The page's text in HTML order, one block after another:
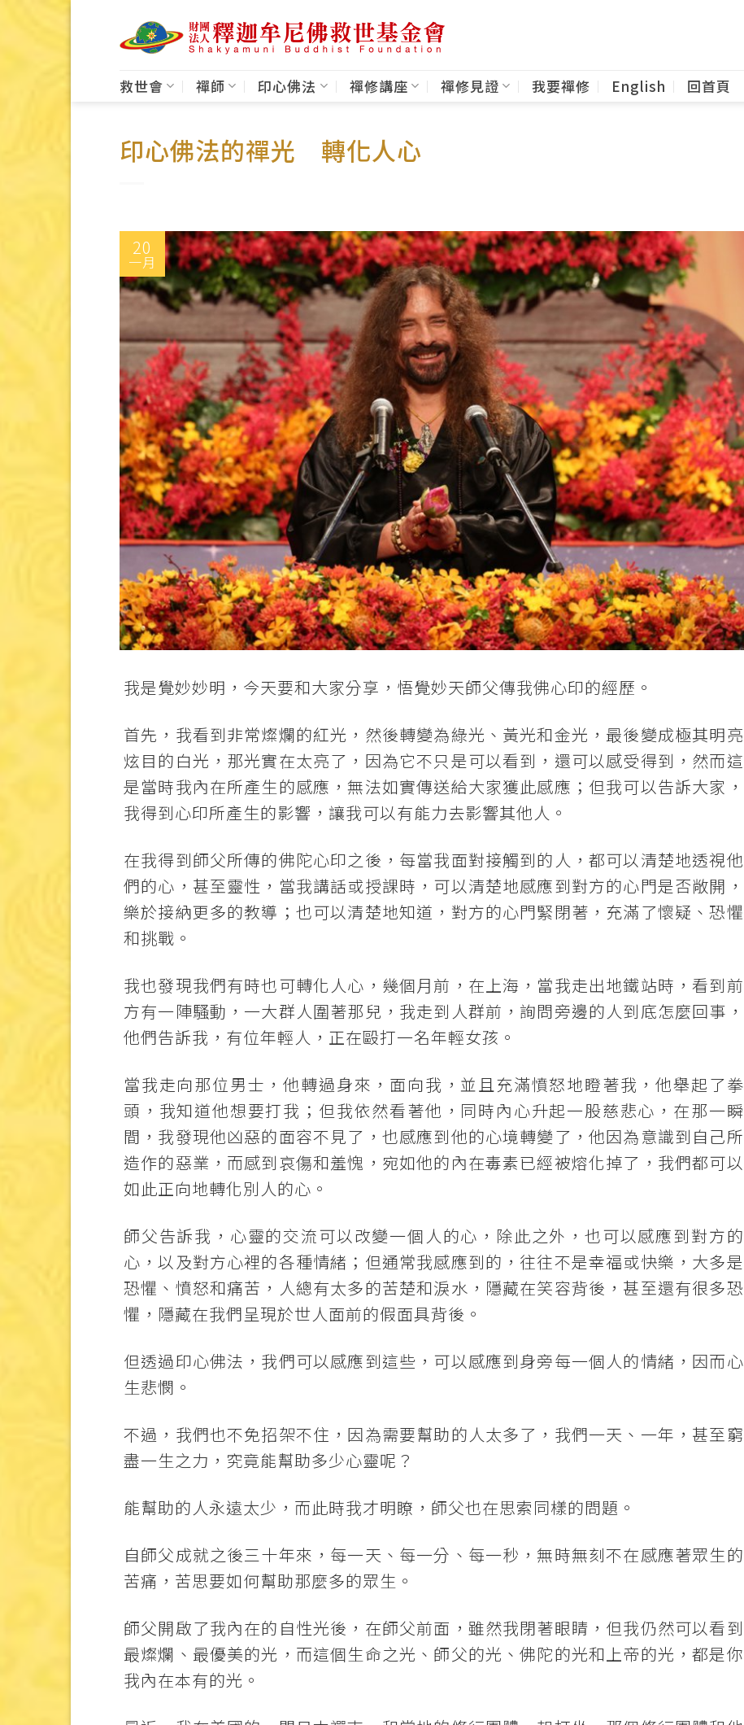
救世會 禪師 印心佛法 禪修講座 禪修見證 我要禪修 English 回首頁
印心佛法的禪光 轉化人心
20
一月
我是覺妙妙明，今天要和大家分享，悟覺妙天師父傳我佛心印的經歷。
首先，我看到非常燦爛的紅光，然後轉變為綠光、黃光和金光，最後變成極其明亮
炫目的白光，那光實在太亮了，因為它不只是可以看到，還可以感受得到，然而這
是當時我內在所產生的感應，無法如實傳送給大家獲此感應；但我可以告訴大家，
我得到心印所產生的影響，讓我可以有能力去影響其他人。
在我得到師父所傳的佛陀心印之後，每當我面對接觸到的人，都可以清楚地透視他
們的心，甚至靈性，當我講話或授課時，可以清楚地感應到對方的心門是否敞開，
樂於接納更多的教導；也可以清楚地知道，對方的心門緊閉著，充滿了懷疑、恐懼
和挑戰。
我也發現我們有時也可轉化人心，幾個月前，在上海，當我走出地鐵站時，看到前
方有一陣騷動，一大群人圍著那兒，我走到人群前，詢問旁邊的人到底怎麼回事，
他們告訴我，有位年輕人，正在毆打一名年輕女孩。
當我走向那位男士，他轉過身來，面向我，並且充滿憤怒地瞪著我，他舉起了拳
頭，我知道他想要打我；但我依然看著他，同時內心升起一股慈悲心，在那一瞬
間，我發現他凶惡的面容不見了，也感應到他的心境轉變了，他因為意識到自己所
造作的惡業，而感到哀傷和羞愧，宛如他的內在毒素已經被熔化掉了，我們都可以
如此正向地轉化別人的心。
師父告訴我，心靈的交流可以改變一個人的心，除此之外，也可以感應到對方的
心，以及對方心裡的各種情緒；但通常我感應到的，往往不是幸福或快樂，大多是
恐懼、憤怒和痛苦，人總有太多的苦楚和淚水，隱藏在笑容背後，甚至還有很多恐
懼，隱藏在我們呈現於世人面前的假面具背後。
但透過印心佛法，我們可以感應到這些，可以感應到身旁每一個人的情緒，因而心
生悲憫。
不過，我們也不免招架不住，因為需要幫助的人太多了，我們一天、一年，甚至窮
盡一生之力，究竟能幫助多少心靈呢？
能幫助的人永遠太少，而此時我才明瞭，師父也在思索同樣的問題。
自師父成就之後三十年來，每一天、每一分、每一秒，無時無刻不在感應著眾生的
苦痛，苦思要如何幫助那麼多的眾生。
師父開啟了我內在的自性光後，在師父前面，雖然我閉著眼睛，但我仍然可以看到
最燦爛、最優美的光，而這個生命之光、師父的光、佛陀的光和上帝的光，都是你
我內在本有的光。